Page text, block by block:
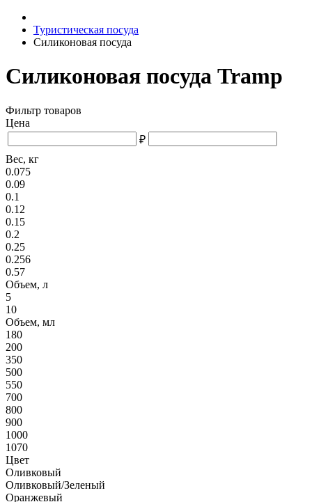
Туристическая посуда
Силиконовая посуда
Силиконовая посуда Tramp
Фильтр товаров
Цена
₽
Вес, кг
0.075
0.09
0.1
0.12
0.15
0.2
0.25
0.256
0.57
Объем, л
5
10
Объем, мл
180
200
350
500
550
700
800
900
1000
1070
Цвет
Оливковый
Оливковый/Зеленый
Оранжевый